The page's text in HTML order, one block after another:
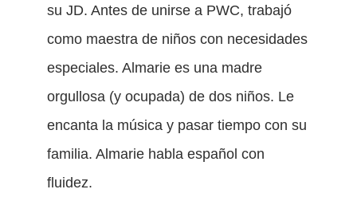
su JD. Antes de unirse a PWC, trabajó
como maestra de niños con necesidades
especiales. Almarie es una madre
orgullosa (y ocupada) de dos niños. Le
encanta la música y pasar tiempo con su
familia. Almarie habla español con
fluidez.